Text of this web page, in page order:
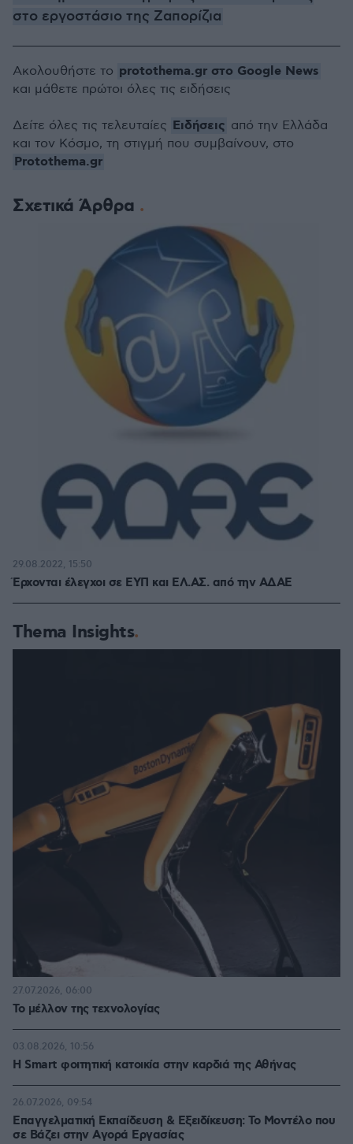
στο εργοστάσιο της Ζαπορίζια
Σχετικά Άρθρα
Έρχονται έλεγχοι σε ΕΥΠ και ΕΛ.ΑΣ. από την ΑΔΑΕ
29.08.2022, 15:50
Thema Insights
Το μέλλον της τεχνολογίας
27.07.2026, 06:00
Η Smart φοιτητική κατοικία στην καρδιά της Αθήνας
03.08.2026, 10:56
Επαγγελματική Εκπαίδευση & Εξειδίκευση: Το Mοντέλο που
σε Bάζει στην Aγορά Eργασίας
26.07.2026, 09:54
Ακολουθήστε το protothema.gr στο Google News
και μάθετε πρώτοι όλες τις ειδήσεις
Δείτε όλες τις τελευταίες Ειδήσεις από την Ελλάδα
και τον Κόσμο, τη στιγμή που συμβαίνουν, στο
Protothema.gr